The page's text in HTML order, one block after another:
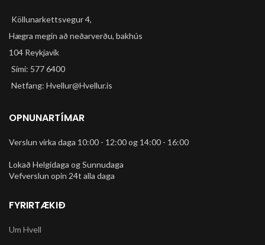
Köllunarkettsvegur 4,
Hægra megin að neðarverðu, bakhús
104 Reykjavík
Sími: 577 6400
Netfang: Hvellur@Hvellur.is
OPNUNARTÍMAR
Verslun virka daga 10:00 - 12:00 og 14:00 - 16:00
Lokað Helgidaga og Sunnudaga
Vefverslun opin 24t alla daga
FYRIRTÆKIÐ
Um Hvell